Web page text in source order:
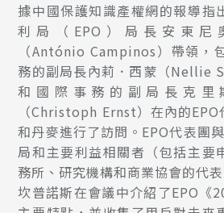
據中國保護知識產權網的報導指
利局（EPO）局長安東尼
（António Campinos）帶領，
務的副局長內莉．西蒙（Nellie
和國際事務的副局長克里
（Christoph Ernst）在內的
和丹麥進行了訪問。EPO代表團
局和主要利益相關者（包括主要
務所、研究機構和商業協會的代
坎普諾斯在會議中介紹了EPO《